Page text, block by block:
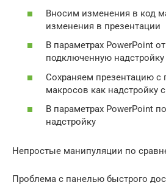
Вносим изменения в код
изменения в презентации
В параметрах PowerPoint
подключенную надстройку
Сохраняем презентацию с
макросов как надстройку
В параметрах PowerPoint
надстройку
Непростые манипуляции по
Проблема с панелью быстрого